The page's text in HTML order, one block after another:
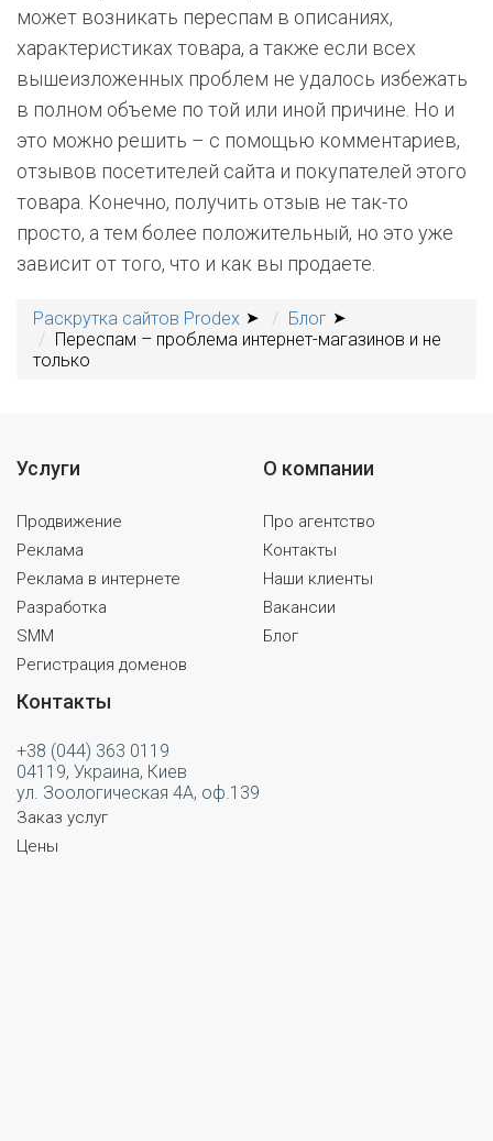
может возникать переспам в описаниях,
характеристиках товара, а также если всех
вышеизложенных проблем не удалось избежать
в полном объеме по той или иной причине. Но и
это можно решить – с помощью комментариев,
отзывов посетителей сайта и покупателей этого
товара. Конечно, получить отзыв не так-то
просто, а тем более положительный, но это уже
зависит от того, что и как вы продаете.
Раскрутка сайтов Prodex
Блог
Переспам – проблема интернет-магазинов и не
только
Услуги
Продвижение
Реклама
Реклама в интернете
Разработка
SMM
Регистрация доменов
О компании
Про агентство
Контакты
Наши клиенты
Вакансии
Блог
Контакты
+38 (044) 363 0119
04119, Украина, Киев
ул. Зоологическая 4А, оф.139
Заказ услуг
Цены